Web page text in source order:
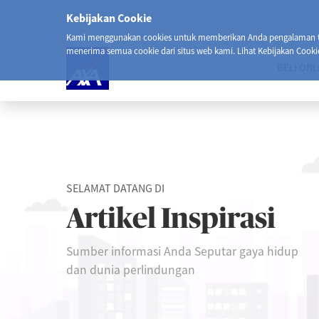
Kebijakan Cookie
Kami menggunakan cookies untuk memberikan Anda
menerima semua cookie dari situs web kami. Lihat Kebijakan
SELAMAT DATANG DI
Artikel Inspirasi
Sumber informasi Anda Seputar gaya hidup
dan dunia perlindungan